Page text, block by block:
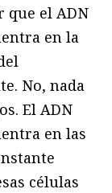
que el ADN
en la
No, nada
El ADN
en las
células